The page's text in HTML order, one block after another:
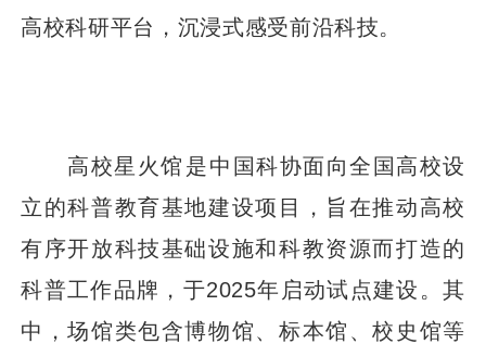
高校科研平台，沉浸式感受前沿科技。
高校星火馆‌是‌中国科协面向全国高校设
立的科普教育基地建设项目，旨在推动高校
有序开放科技基础设施和科教资源而打造的
科普工作品牌，于2025年启动试点建设。其
中，场馆类包含博物馆、标本馆、校史馆等